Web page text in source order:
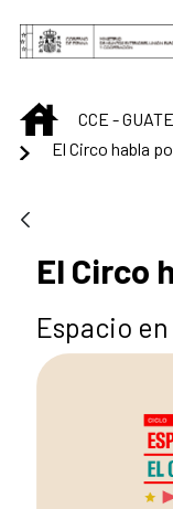
Saltar al
INICIO
CCE -
El Circo habla
El Circo
Espacio